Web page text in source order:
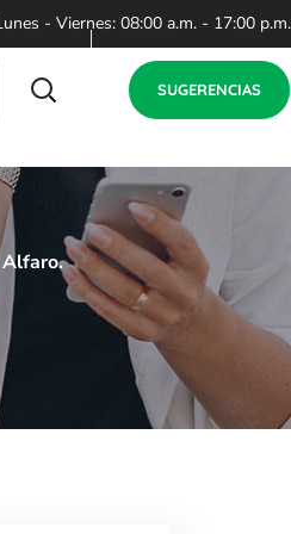
- Viernes: 08:00 a.m. - 17:00 p.m.
SUGERENCIAS
Alfaro.